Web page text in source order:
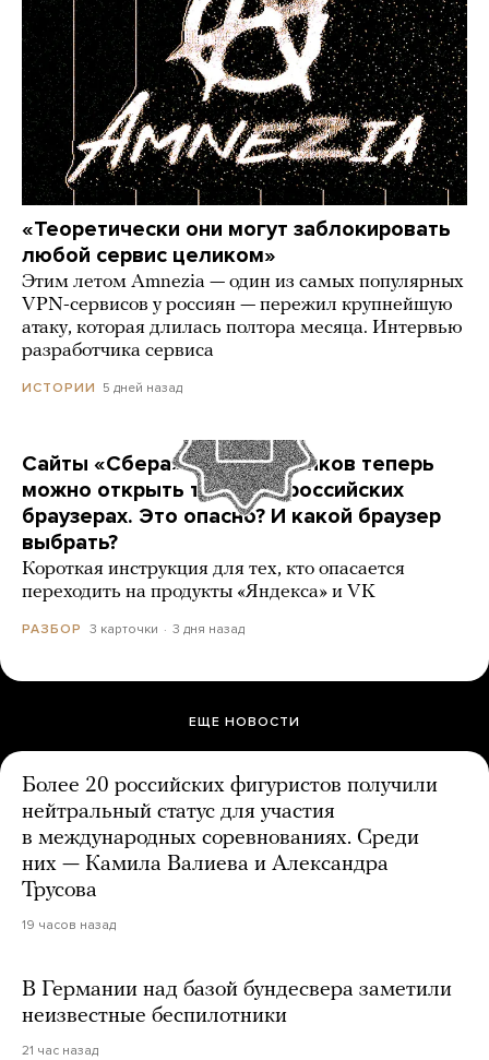
«Теоретически они могут заблокировать
любой сервис целиком»
Этим летом Amnezia — один из самых популярных
VPN-сервисов у россиян — пережил крупнейшую
атаку, которая длилась полтора месяца. Интервью
разработчика сервиса
ИСТОРИИ 5 дней назад
Сайты «Сбера» и других банков теперь
можно открыть только в российских
браузерах. Это опасно? И какой браузер
выбрать?
Короткая инструкция для тех, кто опасается
переходить на продукты «Яндекса» и VK
РАЗБОР 3 карточки 3 дня назад
ЕЩЕ НОВОСТИ
Более 20 российских фигуристов получили
нейтральный статус для участия
в международных соревнованиях. Среди
них — Камила Валиева и Александра
Трусова
19 часов назад
В Германии над базой бундесвера заметили
неизвестные беспилотники
21 час назад